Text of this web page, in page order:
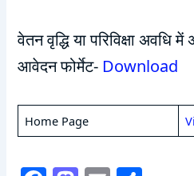
वेतन वृद्धि या परिविक्षा अवधि
आवेदन फोर्मेट- Download
Home Page